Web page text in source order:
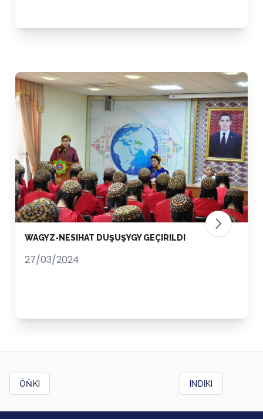
WAGYZ-NESIHAT DUŞUŞYGY GEÇIRILDI
27/03/2024
ÖŇKI INDIKI